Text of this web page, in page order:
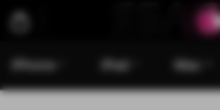
iPhone iPad Mac